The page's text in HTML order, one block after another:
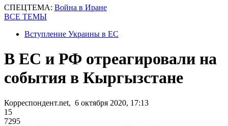
СПЕЦТЕМА: Война в Иране
ВСЕ ТЕМЫ
Вступление Украины в ЕС
В ЕС и РФ отреагировали на
события в Кыргызстане
Корреспондент.net, 6 октября 2020, 17:13
15
7295